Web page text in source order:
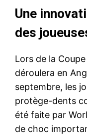
Une
des
Lors de la
déroulera en
septembre, les
protège-dents
été faite par
de choc